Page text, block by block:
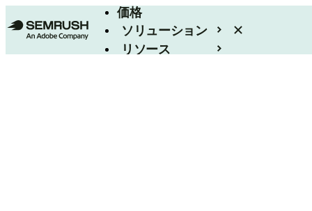
価格
ソリューション
リソース